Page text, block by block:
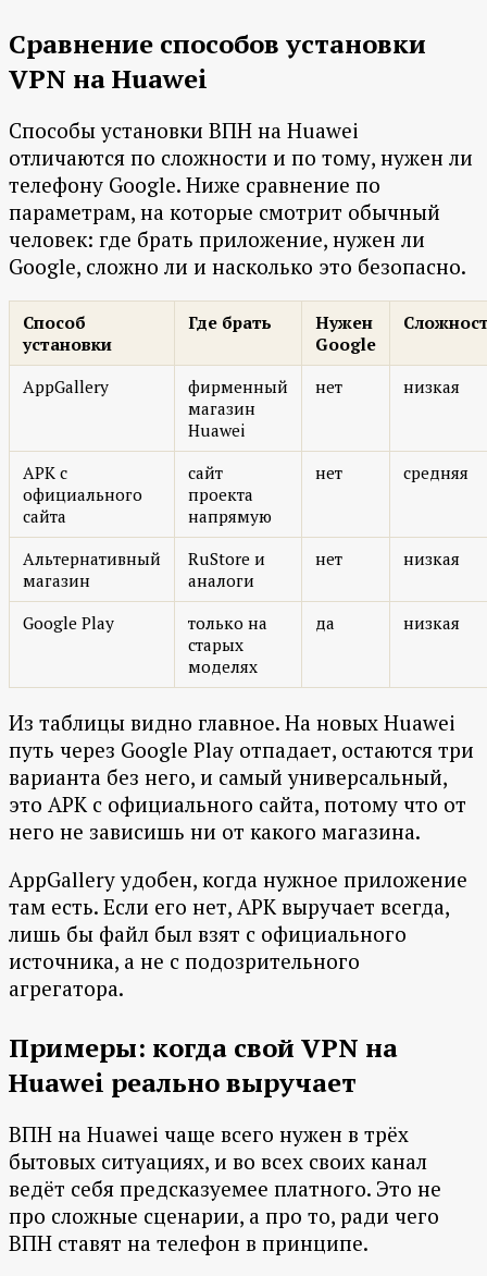
Сравнение способов установки
VPN на Huawei
Способы установки ВПН на Huawei
отличаются по сложности и по тому, нужен ли
телефону Google. Ниже сравнение по
параметрам, на которые смотрит обычный
человек: где брать приложение, нужен ли
Google, сложно ли и насколько это безопасно.
Способ
установки
Где брать
Нужен
Google
AppGallery
фирменный
магазин
Huawei
нет низкая
APK с
официального
сайта
сайт
проекта
напрямую
нет средняя
Альтернативный
магазин
RuStore и
аналоги
нет низкая
Google Play
только на
старых
моделях
да низкая
Из таблицы видно главное. На новых Huawei
путь через Google Play отпадает, остаются три
варианта без него, и самый универсальный,
это APK с официального сайта, потому что от
него не зависишь ни от какого магазина.
AppGallery удобен, когда нужное приложение
там есть. Если его нет, APK выручает всегда,
лишь бы файл был взят с официального
источника, а не с подозрительного
агрегатора.
Примеры: когда свой VPN на
Huawei реально выручает
ВПН на Huawei чаще всего нужен в трёх
бытовых ситуациях, и во всех своих канал
ведёт себя предсказуемее платного. Это не
про сложные сценарии, а про то, ради чего
ВПН ставят на телефон в принципе.